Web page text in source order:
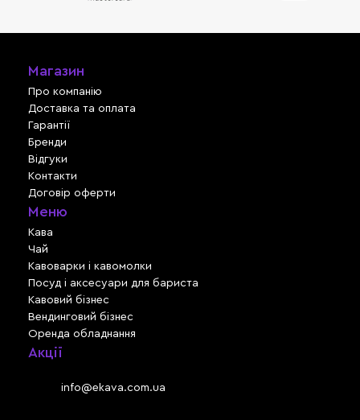
Магазин
Про компанію
Доставка та оплата
Гарантії
Бренди
Відгуки
Контакти
Договір оферти
Меню
Кава
Чай
Кавоварки і кавомолки
Посуд і аксесуари для бариста
Кавовий бізнес
Вендинговий бізнес
Оренда обладнання
Акції
info@ekava.com.ua